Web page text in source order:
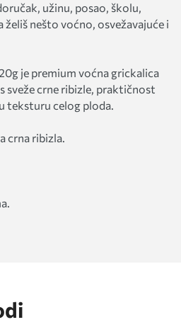
užinu, posao, školu,
nešto voćno, osvežavajuće i
je premium voćna grickalica
sveže crne ribizle, praktičnost
teksturu celog ploda.
crna ribizla.